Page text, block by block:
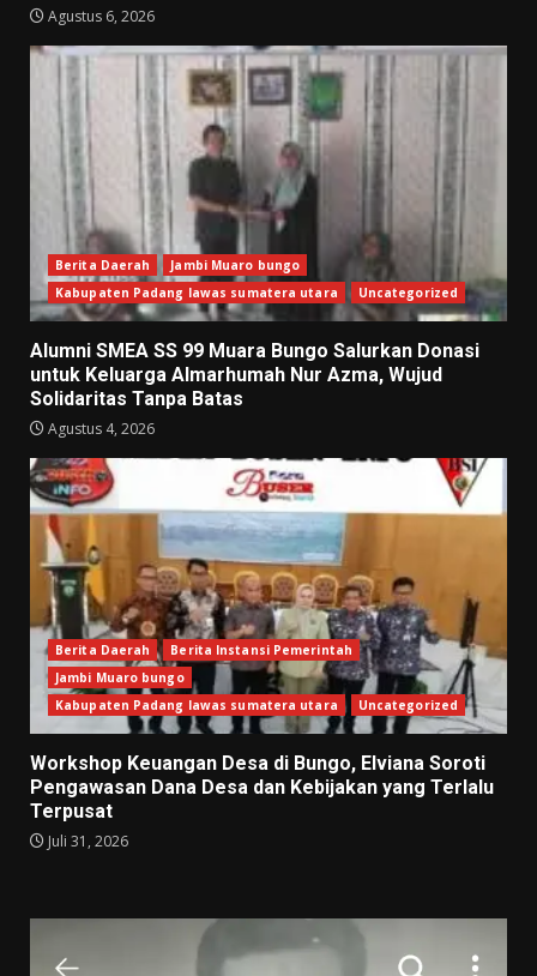
Agustus 6, 2026
Berita Daerah
Jambi Muaro bungo
Kabupaten Padang lawas sumatera utara
Uncategorized
Alumni SMEA SS 99 Muara Bungo Salurkan Donasi
untuk Keluarga Almarhumah Nur Azma, Wujud
Solidaritas Tanpa Batas
Agustus 4, 2026
Berita Daerah
Berita Instansi Pemerintah
Jambi Muaro bungo
Kabupaten Padang lawas sumatera utara
Uncategorized
Workshop Keuangan Desa di Bungo, Elviana Soroti
Pengawasan Dana Desa dan Kebijakan yang Terlalu
Terpusat
Juli 31, 2026